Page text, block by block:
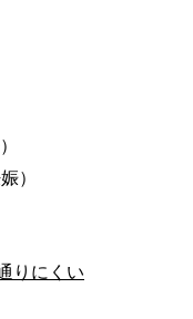
）
りにくい